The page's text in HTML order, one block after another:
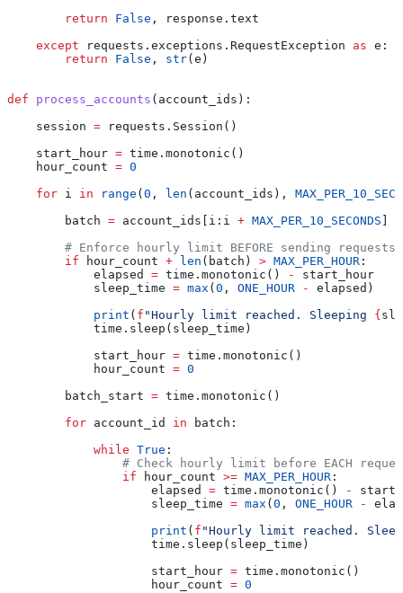
        return
False , response.text
    except
requests.exceptions.RequestException as e:
        return
False , str(e)
def process_accounts ( account_ids ):
    session
= requests.Session()
    start_hour
= time.monotonic()
    hour_count
= 0
    for
i in range ( 0 , len (account_ids),
        batch
= account_ids[i:i + MAX_PER_10_SECONDS
        # Enforce hourly limit BEFORE sending requests
        if
hour_count + len (batch) > MAX_PER_HOUR :
            elapsed
= time.monotonic() -
start_hour
            sleep_time
= max ( 0 , ONE_HOUR -
elapsed)
            print
( f "Hourly limit reached. Sleeping {
            time.sleep(sleep_time)
            start_hour
= time.monotonic()
            hour_count
= 0
        batch_start
= time.monotonic()
        for
account_id in batch:
            while
True :
# Check hourly limit before EACH
                if
hour_count >= MAX_PER_HOUR :
                    elapsed
= time.monotonic() -
                    sleep_time
= max ( 0 , ONE_HOUR -
                    print
( f "Hourly limit reached.
                    time.sleep(sleep_time)
                    start_hour
= time.monotonic()
                    hour_count
= 0